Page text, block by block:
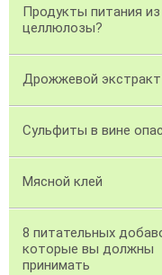
Продукты питания из
целлюлозы?
Дрожжевой экстракт
Сульфиты в вине
Мясной клей
8 питательных
которые вы должны
принимать